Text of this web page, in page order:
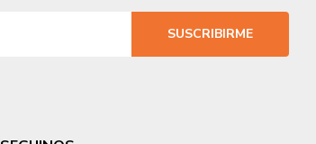
SUSCRIBIRME